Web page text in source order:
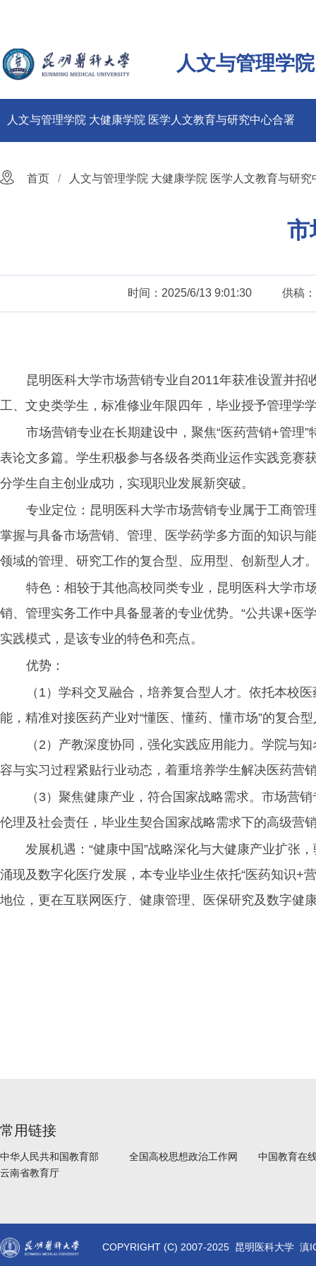
人文与管理学
人文与管理学院 大健康学院 医学人文教育与研究中心合署
首页 人文与管理学院 大健康学院 医学人文教育与研究
市
时间：2025/6/13 9:01:30 供稿
昆明医科大学市场营销专业自 2011年获准设置并招
工、文史类学生，标准修业年限四年，毕业授予管理学
市场营销专业在长期建设中，聚焦“医药营销+管理
表论文多篇。学生积极参与各级各类商业运作实践竞赛
分学生自主创业成功，实现职业发展新突破。
专业定位：昆明医科大学市场营销专业属于工商管
掌握与具备市场营销、管理、医学药学多方面的知识与
领域的管理、研究工作的复合型、应用型、创新型人才
特色：相较于其他高校同类专业，昆明医科大学市
销、管理实务工作中具备显著的专业优势。 “公共课+医
实践模式，是该专业的特色和亮点。
优势：
（ 1）学科交叉融合，培养复合型人才。依托本校
能，精准对接医药产业对“懂医、懂药、懂市场”的复合
（ 2） 产教深度协同，强化实践应用能力。学院与
容与实习过程紧贴行业动态，着重培养学生解决医药营
（ 3）聚焦健康产业，符合国家战略需求。市场营
伦理及社会责任，毕业生契合国家战略需求下的高级营
发展机遇：“健康中国”战略深化与大健康产业扩张
涌现及数字化医疗发展，本专业毕业生依托“医药知识+
地位，更在互联网医疗、健康管理、医保研究及数字健
常用链接
中华人民共和国教育部 全国高校思想政治工作网
中国教育在
云南省教育厅
COPYRIGHT (C) 2007-2025 昆明医科大学 滇